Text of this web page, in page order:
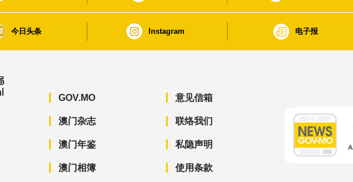
今日头条 Instagram 电子报
GOV.MO
澳门杂志
澳门年鉴
澳门相簿
意见信箱
联络我们
私隐声明
使用条款